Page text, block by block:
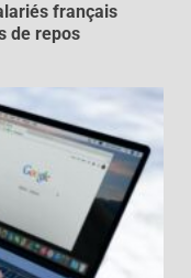
français
de repos